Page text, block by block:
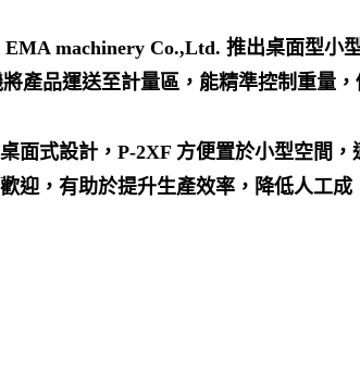
machinery Co.,Ltd. 推出桌面型小
產品運送至計量區，能精準控制重量，
面式設計，P-2XF 方便置於小型空間，
迎，有助於提升生產效率，降低人工成